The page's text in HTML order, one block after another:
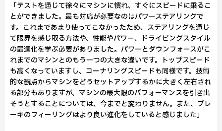
「テストを通じて徐々にマシンに慣れ、すぐにスピードに乗るこ
とができました。最も対応が必要なのはパワーステアリングで
す。これまであまり使ってこなかったため、ステアリングを通じ
て限界を感じ取る方法や、性能やパワー、ドライビングスタイル
の最適化を学ぶ必要がありました。パワーとダウンフォースがこ
れまでのマシンとのもう一つの大きな違いです。トップスピード
も高くなっていますし、コーナリングスピードも同様です。技術
的な観点からマシンをどうセットアップするかに大きく左右され
る部分もありますが、マシンの最大限のパフォーマンスを引き出
そうとすることについては、今までと変わりません。また、ブレ
ーキのフィーリングはより良い進化をしていると感じました」